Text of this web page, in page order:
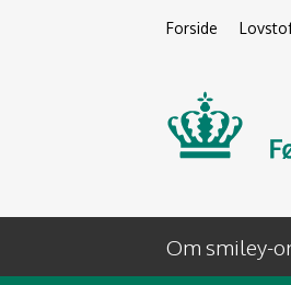
Forside
Om smiley-